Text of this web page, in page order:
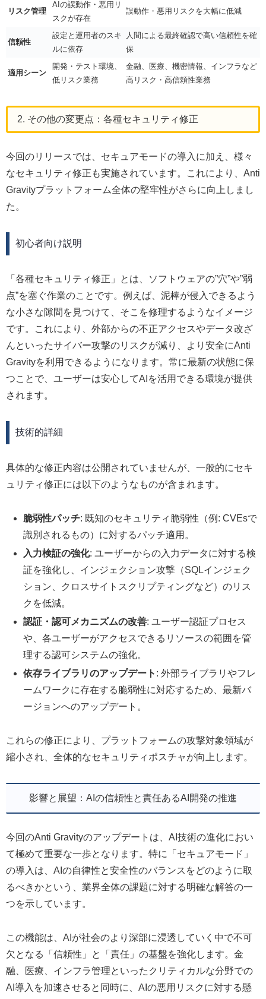
リスク管理
AIの誤動作・悪用リ
スクが存在
誤動作・悪用リスクを大幅に低減
信頼性
設定と運用者のスキ
ルに依存
人間による最終確認で高い信頼性を確
保
適用シーン
開発・テスト環境、
低リスク業務
金融、医療、機密情報、インフラなど
高リスク・高信頼性業務
2. その他の変更点：各種セキュリティ修正
今回のリリースでは、セキュアモードの導入に加え、様々
なセキュリティ修正も実施されています。これにより、Anti
Gravityプラットフォーム全体の堅牢性がさらに向上しまし
た。
初心者向け説明
「各種セキュリティ修正」とは、ソフトウェアの”穴”や”弱
点”を塞ぐ作業のことです。例えば、泥棒が侵入できるよう
な小さな隙間を見つけて、そこを修理するようなイメージ
です。これにより、外部からの不正アクセスやデータ改ざ
んといったサイバー攻撃のリスクが減り、より安全にAnti
Gravityを利用できるようになります。常に最新の状態に保
つことで、ユーザーは安心してAIを活用できる環境が提供
されます。
技術的詳細
具体的な修正内容は公開されていませんが、一般的にセキ
ュリティ修正には以下のようなものが含まれます。
脆弱性パッチ: 既知のセキュリティ脆弱性（例: CVEsで
識別されるもの）に対するパッチ適用。
入力検証の強化: ユーザーからの入力データに対する検
証を強化し、インジェクション攻撃（SQLインジェク
ション、クロスサイトスクリプティングなど）のリス
クを低減。
認証・認可メカニズムの改善: ユーザー認証プロセス
や、各ユーザーがアクセスできるリソースの範囲を管
理する認可システムの強化。
依存ライブラリのアップデート : 外部ライブラリやフレ
ームワークに存在する脆弱性に対応するため、最新バ
ージョンへのアップデート。
これらの修正により、プラットフォームの攻撃対象領域が
縮小され、全体的なセキュリティポスチャが向上します。
影響と展望：AIの信頼性と責任あるAI開発の推進
今回のAnti Gravityのアップデートは、AI技術の進化におい
て極めて重要な一歩となります。特に「セキュアモード」
の導入は、AIの自律性と安全性のバランスをどのように取
るべきかという、業界全体の課題に対する明確な解答の一
つを示しています。
この機能は、AIが社会のより深部に浸透していく中で不可
欠となる「信頼性」と「責任」の基盤を強化します。金
融、医療、インフラ管理といったクリティカルな分野での
AI導入を加速させると同時に、AIの悪用リスクに対する懸